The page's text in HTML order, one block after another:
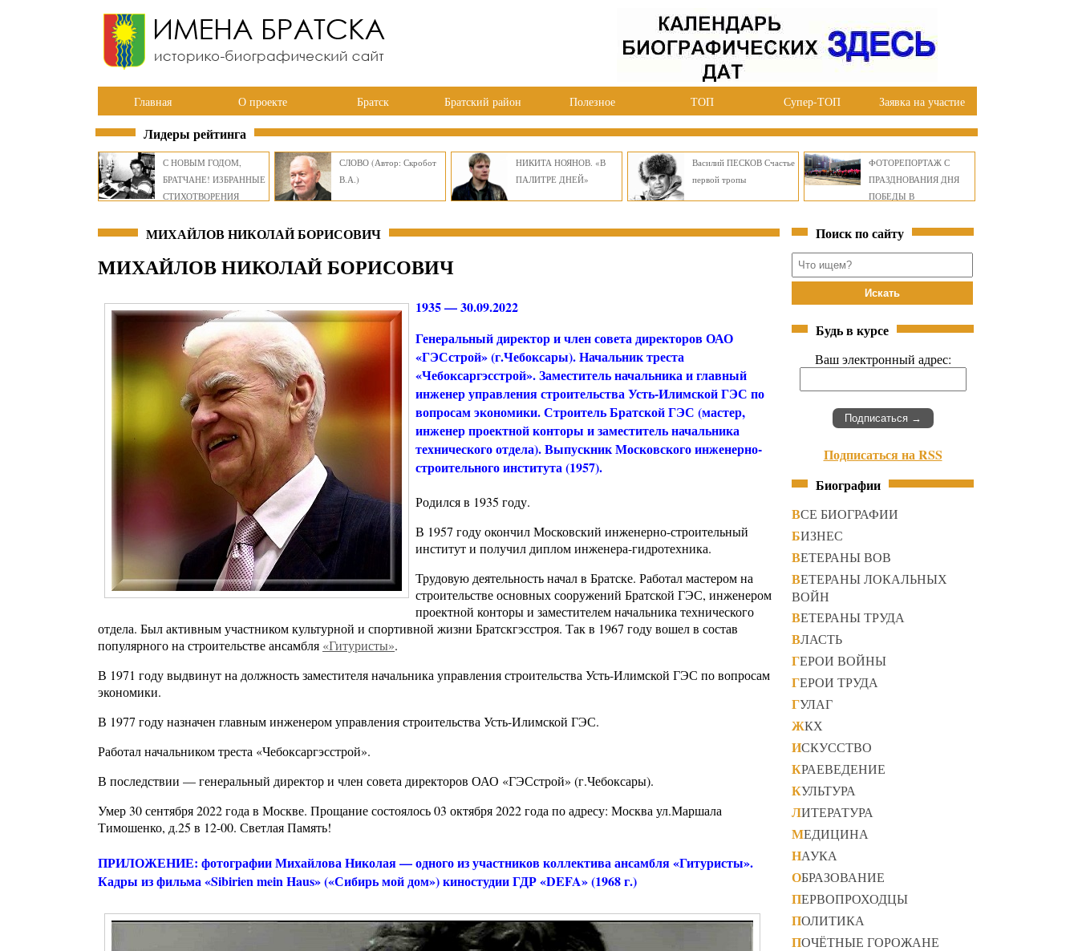
Главная О проекте Братск Братский район Полезное ТОП Супер-ТОП Заявка на участие
Лидеры рейтинга
С НОВЫМ ГОДОМ,
БРАТЧАНЕ! ИЗБРАННЫЕ
СТИХОТВОРЕНИЯ
СЛОВО (Автор: Скробот
В.А.)
НИКИТА НОЯНОВ. «В
ПАЛИТРЕ ДНЕЙ»
Василий ПЕСКОВ Счастье
первой тропы
ФОТОРЕПОРТАЖ С
ПРАЗДНОВАНИЯ ДНЯ
ПОБЕДЫ В
ОКРУГЕ БРАТСКА
МИХАЙЛОВ НИКОЛАЙ БОРИСОВИЧ
МИХАЙЛОВ НИКОЛАЙ БОРИСОВИЧ
1935 — 30.09.2022
Генеральный директор и член совета директоров ОАО
«ГЭСстрой» (г.Чебоксары). Начальник треста
«Чебоксаргэсстрой». Заместитель начальника и главный
инженер управления строительства Усть-Илимской ГЭС по
вопросам экономики. Строитель Братской ГЭС (мастер,
инженер проектной конторы и заместитель начальника
технического отдела). Выпускник Московского инженерно-
строительного института (1957).
Родился в 1935 году.
В 1957 году окончил Московский инженерно-строительный
институт и получил диплом инженера-гидротехника.
Трудовую деятельность начал в Братске. Работал мастером на
строительстве основных сооружений Братской ГЭС, инженером
проектной конторы и заместителем начальника технического
отдела. Был активным участником культурной и спортивной жизни Братскгэсстроя. Так в 1967 году вошел в состав
популярного на строительстве ансамбля «Гитуристы».
В 1971 году выдвинут на должность заместителя начальника управления строительства Усть-Илимской ГЭС по вопросам
экономики.
В 1977 году назначен главным инженером управления строительства Усть-Илимской ГЭС.
Работал начальником треста «Чебоксаргэсстрой».
В последствии — генеральный директор и член совета директоров ОАО «ГЭСстрой» (г.Чебоксары).
Умер 30 сентября 2022 года в Москве. Прощание состоялось 03 октября 2022 года по адресу: Москва ул.Маршала
Тимошенко, д.25 в 12-00. Светлая Память!
ПРИЛОЖЕНИЕ: фотографии Михайлова Николая — одного из участников коллектива ансамбля «Гитуристы».
Кадры из фильма «Sibirien mein Haus» («Сибирь мой дом») киностудии ГДР «DEFA» (1968 г.)
Поиск по сайту
Будь в курсе
Ваш электронный адрес:
Подписаться на RSS
Биографии
ВСЕ БИОГРАФИИ
БИЗНЕС
ВЕТЕРАНЫ ВОВ
ВЕТЕРАНЫ ЛОКАЛЬНЫХ
ВОЙН
ВЕТЕРАНЫ ТРУДА
ВЛАСТЬ
ГЕРОИ ВОЙНЫ
ГЕРОИ ТРУДА
ГУЛАГ
ЖКХ
ИСКУССТВО
КРАЕВЕДЕНИЕ
КУЛЬТУРА
ЛИТЕРАТУРА
МЕДИЦИНА
НАУКА
ОБРАЗОВАНИЕ
ПЕРВОПРОХОДЦЫ
ПОЛИТИКА
ПОЧЁТНЫЕ ГОРОЖАНЕ